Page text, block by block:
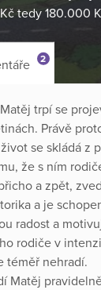
tedy 180.000
2
trpí se
Právě
se skládá z
že s ním
a zpět,
a je
radost a
rodiče v
téměř nehradí.
Matěj